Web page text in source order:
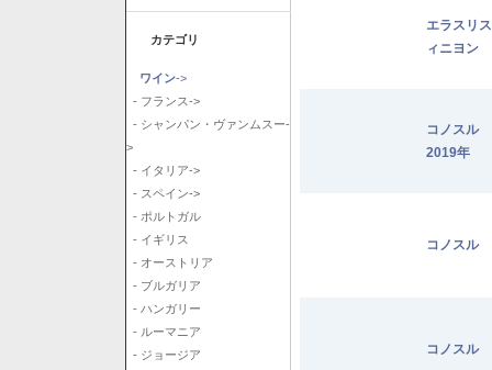
カテゴリ
ワイン->
- フランス->
- シャンパン・ヴァンムスー-
>
- イタリア->
- スペイン->
- ポルトガル
- イギリス
- オーストリア
- ブルガリア
- ハンガリー
- ルーマニア
- ジョージア
エラスリ
ィニヨン
コノスル
2019年
コノスル
コノスル